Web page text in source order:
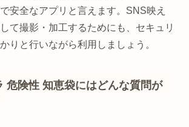
安全なアプリと言えます。SNS映え
て撮影・加工するためにも、セキュリ
りと行いながら利用しましょう。
危険性 知恵袋にはどんな質問が